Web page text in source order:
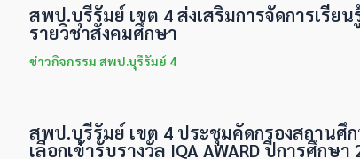
สพป.บุรีรัมย์ เขต 4 ส่งเสริมการจัดการเรีย
รายวิชาสังคมศึกษา
ข่าวกิจกรรม สพป.บุรีรัมย์ 4
สพป.บุรีรัมย์ เขต 4 ประชุมคัดกรองสถานศึ
เลือกเข้ารับรางวัล IQA AWARD ปีการศึกษา